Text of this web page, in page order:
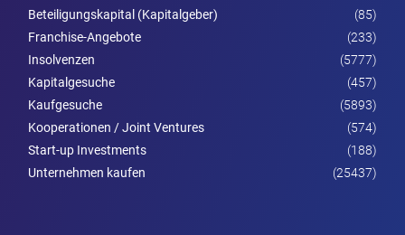
Beteiligungskapital (Kapitalgeber)
(85)
Franchise-Angebote
(233)
Insolvenzen
(5777)
Kapitalgesuche
(457)
Kaufgesuche
(5893)
Kooperationen / Joint Ventures
(574)
Start-up Investments
(188)
Unternehmen kaufen
(25437)